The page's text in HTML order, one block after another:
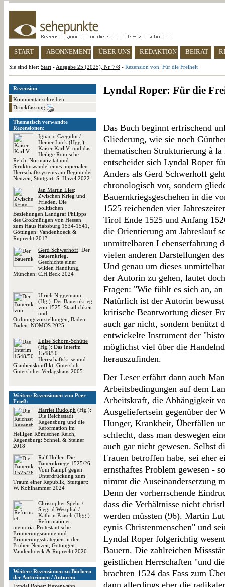
START ABONNEMENT ÜBER UNS REDAKTION BEIRAT
Sie sind hier: Start - Ausgabe 25 (2025), Nr. 7/8 - Rezension von: Für die Freiheit
Rezension
Kommentar schreiben
Druckfassung
Thematisch verwandte
Rezensionen:
Ignacio Czeguhn /
Heiner Lück (Hgg.):
Kaiser Karl V. und das
Heilige Römische
Reich. Normativität und
Strukturwandel eines imperialen
Herrschaftssystems am Beginn der
Neuzeit, Stuttgart: S. Hirzel 2022
Jan Martin Lies:
Zwischen Krieg und
Frieden. Die
politischen
Beziehungen Landgraf Philipps
des Großmütigen von Hessen
zum Haus Habsburg 1534-1541,
Göttingen: Vandenhoeck &
Ruprecht 2013
Gerd Schwerhoff: Der
Bauernkrieg.
Geschichte einer
wilden Handlung,
München: C.H.Beck 2024
Ulrich Niggemann
(Hg.): Der Bauernkrieg
von 1525. Staatlichkeit
und
Ordnungsvorstellungen, Baden-
Baden: NOMOS 2025
Luise Schorn-Schütte
(Hg.): Das Interim
1548/50.
Herrschaftskrise und
Glaubenskonflikt, Gütersloh:
Gütersloher Verlagshaus 2005
Weitere Rezensionen von Peer
Frieß:
Harriet Rudolph (Hg.):
Die Reichsstadt
Regensburg und die
Reformation im
Heiligen Römischen Reich,
Regensburg: Schnell & Steiner
2018
Ralf Höller: Die
Bauernkriege 1525/26.
Vom Kampf gegen
Unterdrückung zum
Traum einer Republik, Stuttgart:
W. Kohlhammer 2024
Christopher Spehr /
Siegrid Westphal /
Kathrin Paasch (Hgg.):
Reformatio et
memoria. Protestantische
Erinnerungsräume und
Erinnerungsstrategien in der
Frühen Neuzeit, Göttingen:
Vandenhoeck & Ruprecht 2020
Weitere Rezensionen zu Büchern
der Autorinnen / Autoren:
Lyndal Roper: Für die
Das Buch beginnt erfrischend
Gliederung, wie sie noch
thematischen Strukturierung à
entscheidet sich Lyndal Roper
Anders als Gerd Schwerhoff
chronologisch vor, sondern
Bauernkriegsgeschehen in die
1525 reichenden vier
Tirol Ende 1525 und Anfang
die Orientierung am Jahreslauf
unmittelbaren Lebenserfahrung
vielen anderen Darstellungen
Und genau um dieses
der Autorin zu gehen, lautet
Fragen: "Wie fühlt es sich an,
Natürlich ist der Autorin
kritische Beantwortung dieser
auch gar nicht, sondern benützt
entwickelte Instrument der
möglichst viel über die
herauszufinden.
Der Leser erfährt dann auch
Arbeitsbedingungen auf dem
Arbeitskraft, die Abhängigkeit
Ausgeliefertsein gegenüber der
Hunger, Krankheit, Überfällen
schlecht, dass man deswegen
auch gar nicht gewesen. Selbst
Frauen betroffen habe, sei eher
ernsthaftes Problem gewesen -
nimmt die Auseinandersetzung
Denn der vorherrschende
dass die Verhältnisse nicht
werden müssten (96). Martin
eynis Christenmenschen" und
Lyndal Roper folgerichtig
Bauern. Die zahlreichen
geistlichen Herrschaften "und
brachten 1524 das Fass zum
dann allerdings eher die